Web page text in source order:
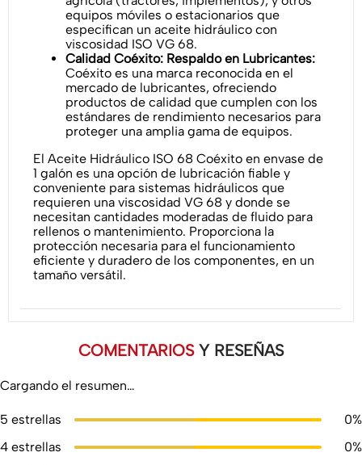
equipos móviles o estacionarios que
especifican un aceite hidráulico con
viscosidad ISO VG 68.
Calidad Coéxito: Respaldo en Lubricantes:
Coéxito es una marca reconocida en el
mercado de lubricantes, ofreciendo
productos de calidad que cumplen con los
estándares de rendimiento necesarios para
proteger una amplia gama de equipos.
El Aceite Hidráulico ISO 68 Coéxito en envase de
1 galón es una opción de lubricación fiable y
conveniente para sistemas hidráulicos que
requieren una viscosidad VG 68 y donde se
necesitan cantidades moderadas de fluido para
rellenos o mantenimiento. Proporciona la
protección necesaria para el funcionamiento
eficiente y duradero de los componentes, en un
tamaño versátil.
COMENTARIOS Y RESEÑAS
Cargando el resumen…
5 estrellas
0%
4 estrellas
0%